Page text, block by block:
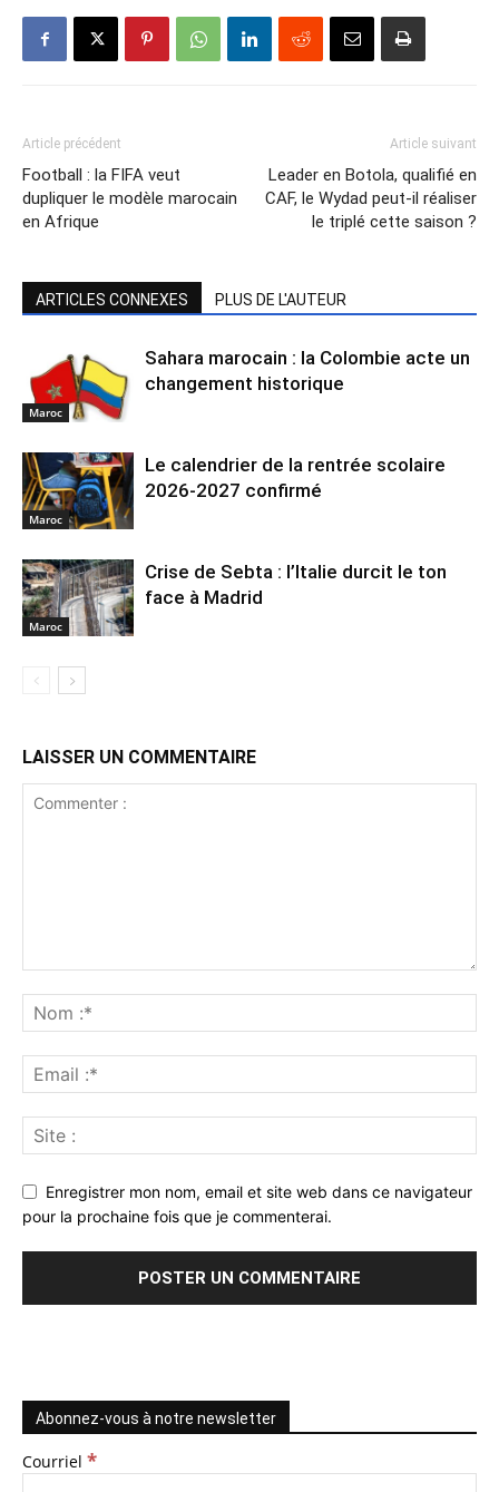
Article précédent
Football : la FIFA veut
dupliquer le modèle marocain
en Afrique
Article suivant
Leader en Botola, qualifié en
CAF, le Wydad peut-il réaliser
le triplé cette saison ?
ARTICLES CONNEXES PLUS DE L'AUTEUR
Maroc
Sahara marocain : la Colombie acte un
changement historique
Maroc
Le calendrier de la rentrée scolaire
2026-2027 confirmé
Maroc
Crise de Sebta : l’Italie durcit le ton
face à Madrid
LAISSER UN COMMENTAIRE
Enregistrer mon nom, email et site web dans ce navigateur
pour la prochaine fois que je commenterai.
Abonnez-vous à notre newsletter
Courriel *